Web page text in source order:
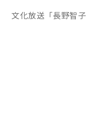
文化放送「長野智子